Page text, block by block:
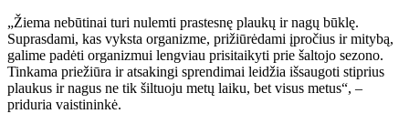
„Žiema nebūtinai turi nulemti prastesnę plaukų ir nagų būklę.
Suprasdami, kas vyksta organizme, prižiūrėdami įpročius ir mitybą,
galime padėti organizmui lengviau prisitaikyti prie šaltojo sezono.
Tinkama priežiūra ir atsakingi sprendimai leidžia išsaugoti stiprius
plaukus ir nagus ne tik šiltuoju metų laiku, bet visus metus“, –
priduria vaistininkė.